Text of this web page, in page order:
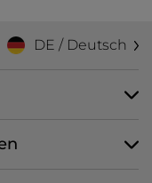
DE / Deutsch